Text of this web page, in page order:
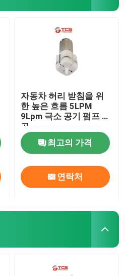
자동차 허리 받침을 위
한 높은 흐름 5LPM
9Lpm 극소 공기 펌프 진
공
최고의 가격
연락처